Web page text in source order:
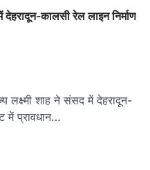
कालसी रेल लाइन निर्माण
लक्ष्मी शाह ने संसद में देहरादून-
में प्रावधान…